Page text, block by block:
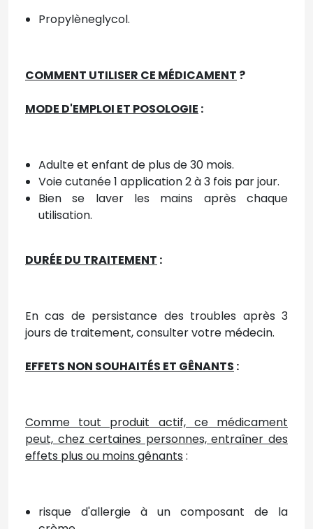
Propylèneglycol.
COMMENT UTILISER CE MÉDICAMENT ?
MODE D'EMPLOI ET POSOLOGIE :
Adulte et enfant de plus de 30 mois.
Voie cutanée 1 application 2 à 3 fois par jour.
Bien se laver les mains après chaque
utilisation.
DURÉE DU TRAITEMENT :
En cas de persistance des troubles après 3
jours de traitement, consulter votre médecin.
EFFETS NON SOUHAITÉS ET GÊNANTS :
Comme tout produit actif, ce médicament
peut, chez certaines personnes, entraîner des
effets plus ou moins gênants :
risque d'allergie à un composant de la